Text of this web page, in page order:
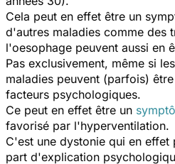
Cela peut en effet être un
d'autres maladies comme des
l'oesophage peuvent aussi en
Pas exclusivement, même si
maladies peuvent (parfois)
facteurs psychologiques.
Ce peut en effet être un
favorisé par l'hyperventilation.
C'est une dystonie qui en effet
part d'explication